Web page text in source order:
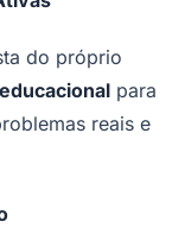
do próprio
para
reais e